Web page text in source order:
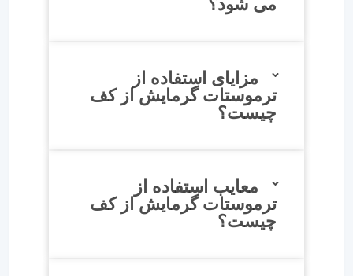
می شود؟
مزایای استفاده از
ترموستات گرمایش از کف
چیست؟
معایب استفاده از
ترموستات گرمایش از کف
چیست؟